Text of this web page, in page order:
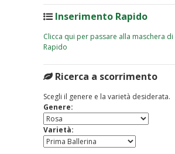
Inserimento Rapido
Clicca qui per passare alla maschera
Rapido
Ricerca a scorrimento
Scegli il genere e la varietà desiderata.
Genere:
Varietà: